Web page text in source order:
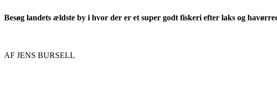
Besøg landets ældste by i hvor der er et super godt fiskeri efter laks og
AF JENS BURSELL